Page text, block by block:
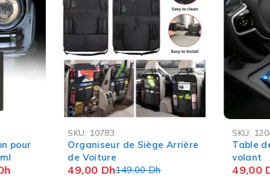
pour
SKU: 10783
Organiseur de Siège Arrière
de Voiture
149,00Dh
49,00 Dh
SKU:
Table
volant
49,00